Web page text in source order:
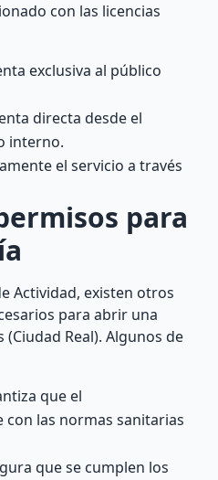
con las licencias
exclusiva al público
directa desde el
interno.
el servicio a través
para
Actividad, existen otros
para abrir una
Real). Algunos de
que el
las normas sanitarias
que se cumplen los